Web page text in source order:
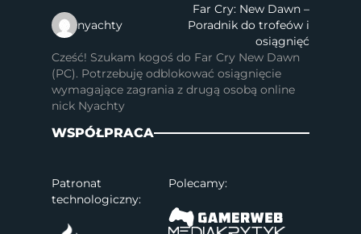
nyachty
Far Cry: New Dawn –
Poradnik do trofeów i
osiągnięć
Cześć! Szukam kogoś do Far Cry New Dawn
(PC). Potrzebuję odblokować osiągnięcie
wymagające zagrania z drugą osobą online
nick Nyachty
WSPÓŁPRACA
Patronat
technologiczny:
Polecamy: